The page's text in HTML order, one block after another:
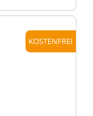
KOSTENFREI